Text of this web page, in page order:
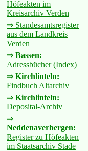
Höfeakten im
Kreisarchiv Verden
⇒ Standesamtsregister
aus dem Landkreis
Verden
⇒ Bassen:
Adressbücher (Index)
⇒ Kirchlinteln:
Findbuch Altarchiv
⇒ Kirchlinteln:
Deposital-Archiv
⇒
Neddenaverbergen:
Register zu Höfeakten
im Staatsarchiv Stade